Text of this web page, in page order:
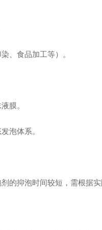
、食品加工等）。
膜。
泡体系。
的抑泡时间较短，需根据实